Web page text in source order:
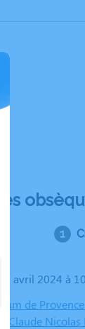
29 avril 2024 à
de
Claude